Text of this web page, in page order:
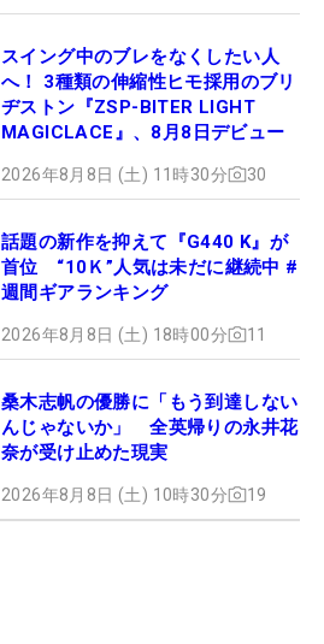
スイング中のブレをなくしたい人
へ！ 3種類の伸縮性ヒモ採用のブリ
ヂストン『ZSP-BITER LIGHT
MAGICLACE』、8月8日デビュー
2026年8月8日 (土) 11時30分 30
話題の新作を抑えて『G440 K』が
首位 “10Ｋ”人気は未だに継続中 #
週間ギアランキング
2026年8月8日 (土) 18時00分 11
桑木志帆の優勝に「もう到達しない
んじゃないか」 全英帰りの永井花
奈が受け止めた現実
2026年8月8日 (土) 10時30分 19